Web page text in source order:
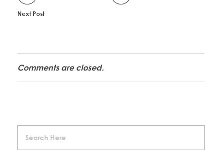
Next Post
Comments are closed.